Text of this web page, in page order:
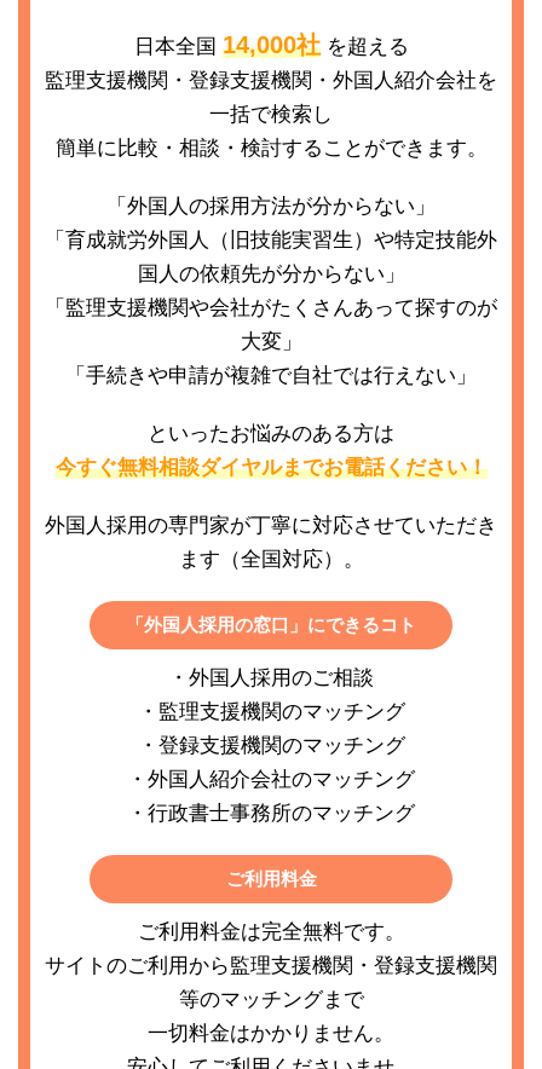
日本全国 14,000社を超える
監理支援機関・登録支援機関・外国人紹介会社を
一括で検索し
簡単に比較・相談・検討することができます。
「外国人の採用方法が分からない」
「育成就労外国人（旧技能実習生）や特定技能外
国人の依頼先が分からない」
「監理支援機関や会社がたくさんあって探すのが
大変」
「手続きや申請が複雑で自社では行えない」
といったお悩みのある方は
今すぐ無料相談ダイヤルまでお電話ください！
外国人採用の専門家が丁寧に対応させていただき
ます（全国対応）。
「外国人採用の窓口」にできるコト
・外国人採用のご相談
・監理支援機関のマッチング
・登録支援機関のマッチング
・外国人紹介会社のマッチング
・行政書士事務所のマッチング
ご利用料金
ご利用料金は完全無料です。
サイトのご利用から監理支援機関・登録支援機関
等のマッチングまで
一切料金はかかりません。